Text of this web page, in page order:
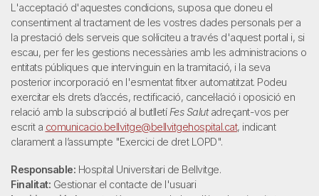
L'acceptació d'aquestes condicions, suposa que doneu el
consentiment al tractament de les vostres dades personals per a
la prestació dels serveis que sol·liciteu a través d'aquest portal i, si
escau, per fer les gestions necessàries amb les administracions o
entitats públiques que intervinguin en la tramitació, i la seva
posterior incorporació en l'esmentat fitxer automatitzat. Podeu
exercitar els drets d’accés, rectificació, cancel·lació i oposició en
relació amb la subscripció al butlletí Fes Salutadreçant-vos per
escrit a comunicacio.bellvitge@bellvitgehospital.cat, indicant
clarament a l’assumpte "Exercici de dret LOPD".
Responsable: Hospital Universitari de Bellvitge.
Finalitat: Gestionar el contacte de l'usuari